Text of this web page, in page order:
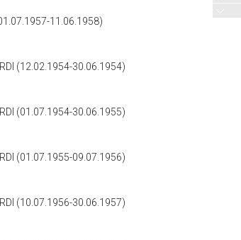
11.06.1958)
(12.02.1954-30.06.1954)
(01.07.1954-30.06.1955)
(01.07.1955-09.07.1956)
(10.07.1956-30.06.1957)